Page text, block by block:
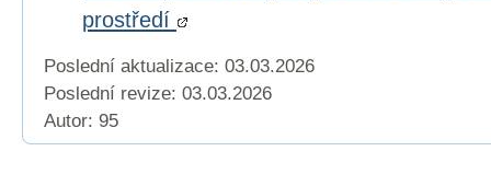
prostředí
Poslední aktualizace: 03.03.2026
Poslední revize: 03.03.2026
Autor: 95